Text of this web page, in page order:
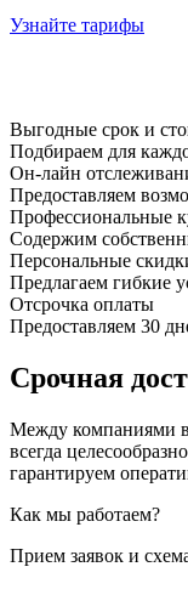
Узнайте тарифы
Выгодные срок и
Подбираем для
Он-лайн
Предоставляем
Профессиональные
Содержим
Персональные
Предлагаем гибкие
Отсрочка оплаты
Предоставляем 30
Срочная
Между компаниями
всегда
гарантируем
Как мы работаем?
Прием заявок и